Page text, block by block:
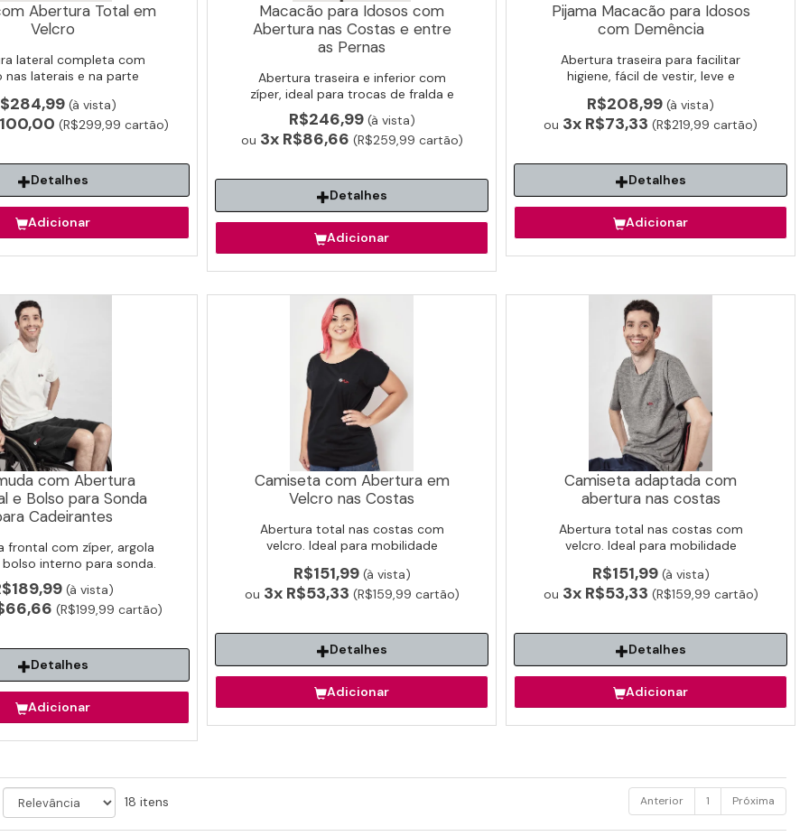
Abertura Total em
Velcro
lateral completa com
nas laterais e na parte
sem esforço.(à vista)
(R$299,99 cartão)
Detalhes
Adicionar
Macacão para Idosos com
Abertura nas Costas e entre
as Pernas
Abertura traseira e inferior com
zíper, ideal para trocas de fralda e
higiene facilitada.
R$246,99(à vista)
ou 3x R$86,66 (R$259,99 cartão)
Detalhes
Adicionar
Pijama Macacão para Idosos
com Demência
Abertura traseira para facilitar
higiene, fácil de vestir, leve e
a roupa. Pode ser utilizado por
baixo da roupa.
R$208,99 (à vista)
ou 3x R$73,33 (R$219,99 cartão)
Detalhes
Adicionar
com Abertura
e Bolso para Sonda
Cadeirantes
frontal com zíper, argola
bolso interno para sonda.
para cadeirantes.
(à vista)
(R$199,99 cartão)
Detalhes
Adicionar
Camiseta com Abertura em
Velcro nas Costas
Abertura total nas costas com
velcro. Ideal para mobilidade
R$151,99(à vista)
ou 3x R$53,33 (R$159,99 cartão)
Detalhes
Adicionar
Camiseta adaptada com
abertura nas costas
Abertura total nas costas com
velcro. Ideal para mobilidade
R$151,99(à vista)
ou 3x R$53,33 (R$159,99 cartão)
Detalhes
Adicionar
18 itens Anterior 1 Próxima